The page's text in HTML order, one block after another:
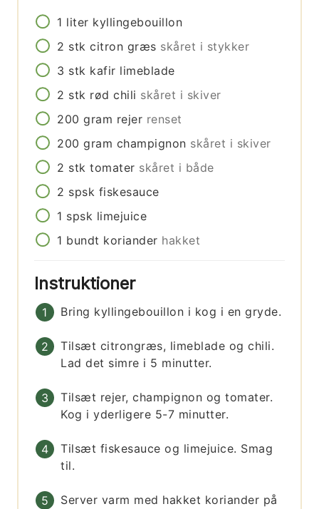
1 liter kyllingebouillon
2 stk citron græs skåret i stykker
3 stk kafir limeblade
2 stk rød chili skåret i skiver
200 gram rejer renset
200 gram champignon skåret i skiver
2 stk tomater skåret i både
2 spsk fiskesauce
1 spsk limejuice
1 bundt koriander hakket
Instruktioner
Bring kyllingebouillon i kog i en gryde.
Tilsæt citrongræs, limeblade og chili.
Lad det simre i 5 minutter.
Tilsæt rejer, champignon og tomater.
Kog i yderligere 5-7 minutter.
Tilsæt fiskesauce og limejuice. Smag
til.
Server varm med hakket koriander på